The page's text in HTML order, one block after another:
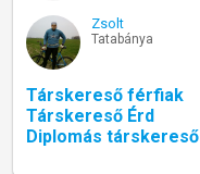
Zsolt
Tatabánya
Társkereső férfiak
Társkereső Érd
Diplomás társkereső